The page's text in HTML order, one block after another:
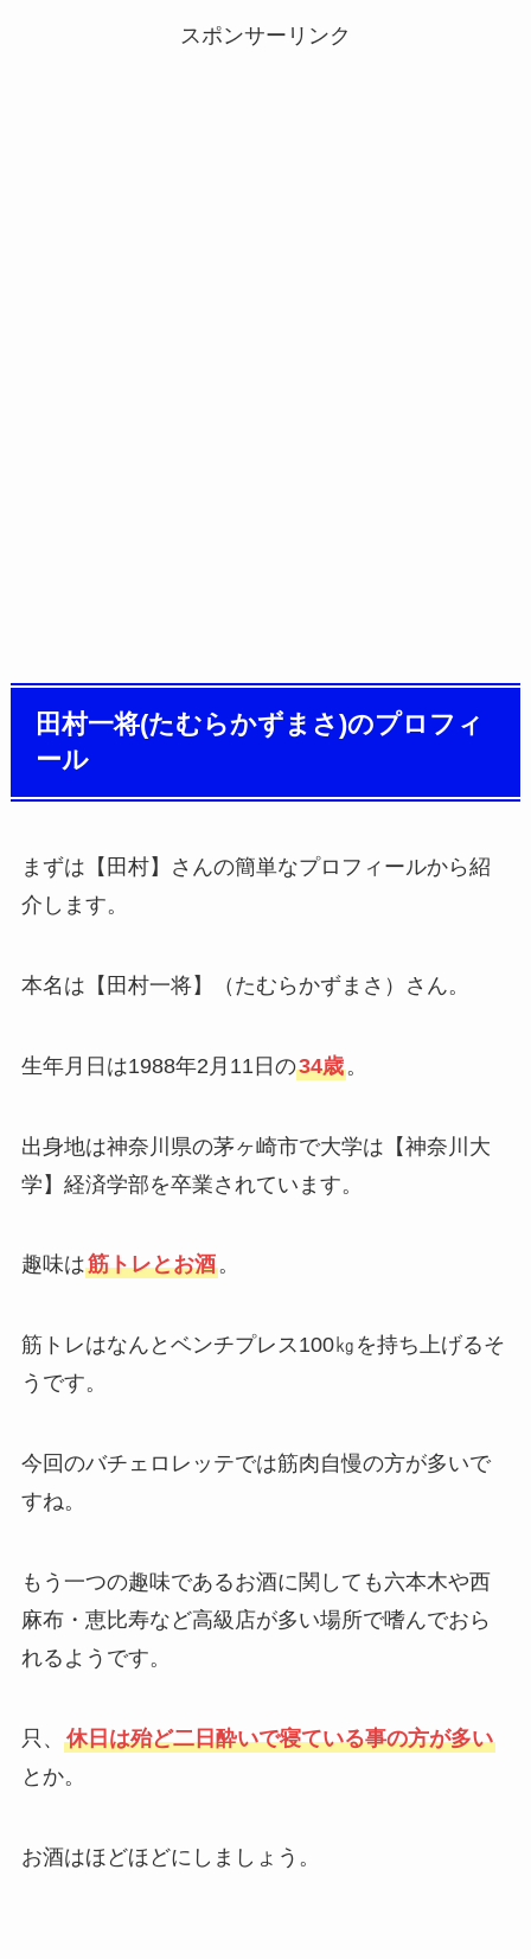
スポンサーリンク
田村一将(たむらかずまさ)のプロフィ
ール
まずは【田村】さんの簡単なプロフィールから紹
介します。
本名は【田村一将】（たむらかずまさ）さん。
生年月日は1988年2月11日の34歳。
出身地は神奈川県の茅ヶ崎市で大学は【神奈川大
学】経済学部を卒業されています。
趣味は筋トレとお酒。
筋トレはなんとベンチプレス100㎏を持ち上げるそ
うです。
今回のバチェロレッテでは筋肉自慢の方が多いで
すね。
もう一つの趣味であるお酒に関しても六本木や西
麻布・恵比寿など高級店が多い場所で嗜んでおら
れるようです。
只、 休日は殆ど二日酔いで寝ている事の方が多い
とか。
お酒はほどほどにしましょう。